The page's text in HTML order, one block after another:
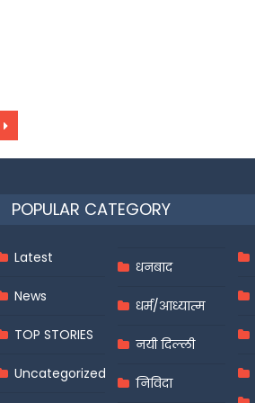
POPULAR CATEGORY
Latest
News
TOP STORIES
Uncategorized
धनबाद
धर्म/आध्यात्म
नयी दिल्ली
निविदा